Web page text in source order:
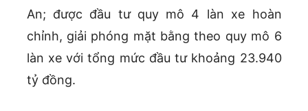
An; được đầu tư quy mô 4 làn xe hoàn
chỉnh, giải phóng mặt bằng theo quy mô 6
làn xe với tổng mức đầu tư khoảng 23.940
tỷ đồng.